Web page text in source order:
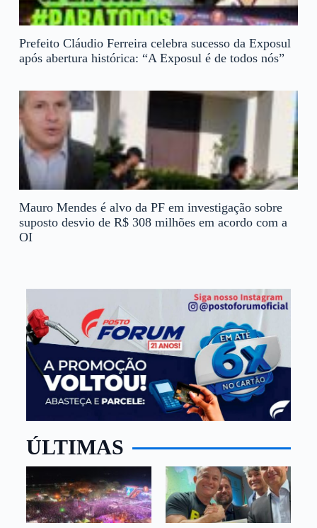
Prefeito Cláudio Ferreira celebra sucesso da Exposul
após abertura histórica: “A Exposul é de todos nós”
Mauro Mendes é alvo da PF em investigação sobre
suposto desvio de R$ 308 milhões em acordo com a
OI
ÚLTIMAS